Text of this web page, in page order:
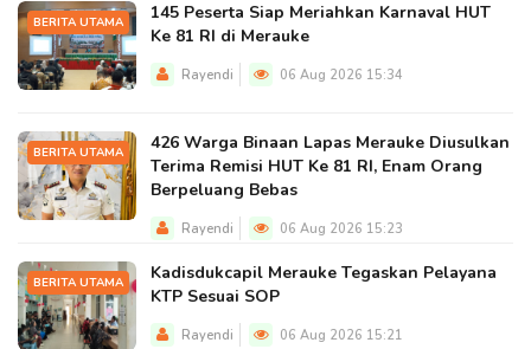
BERITA UTAMA
145 Peserta Siap Meriahkan Karnaval HUT
Ke 81 RI di Merauke
Rayendi 06 Aug 2026 15:34
BERITA UTAMA
426 Warga Binaan Lapas Merauke Diusulkan
Terima Remisi HUT Ke 81 RI, Enam Orang
Berpeluang Bebas
Rayendi 06 Aug 2026 15:23
BERITA UTAMA
Kadisdukcapil Merauke Tegaskan Pelayana
KTP Sesuai SOP
Rayendi 06 Aug 2026 15:21